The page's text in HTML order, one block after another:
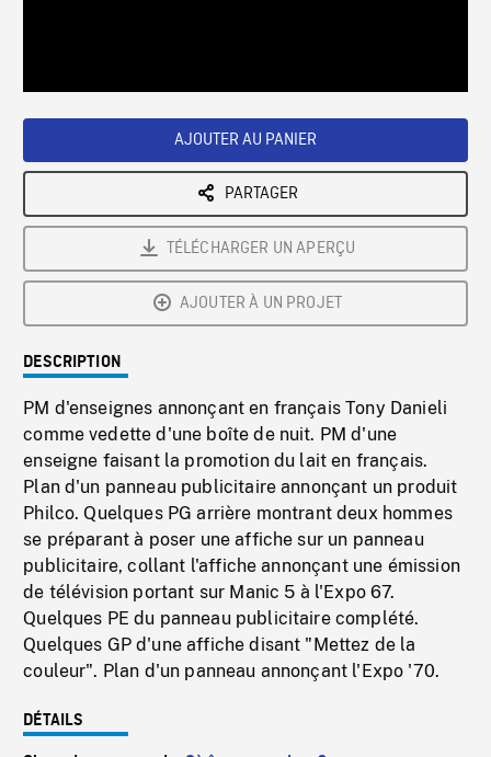
AJOUTER AU PANIER
PARTAGER
TÉLÉCHARGER UN APERÇU
AJOUTER À UN PROJET
DESCRIPTION
PM d'enseignes annonçant en français Tony Danieli
comme vedette d'une boîte de nuit. PM d'une
enseigne faisant la promotion du lait en français.
Plan d'un panneau publicitaire annonçant un produit
Philco. Quelques PG arrière montrant deux hommes
se préparant à poser une affiche sur un panneau
publicitaire, collant l'affiche annonçant une émission
de télévision portant sur Manic 5 à l'Expo 67.
Quelques PE du panneau publicitaire complété.
Quelques GP d'une affiche disant "Mettez de la
couleur". Plan d'un panneau annonçant l'Expo '70.
DÉTAILS